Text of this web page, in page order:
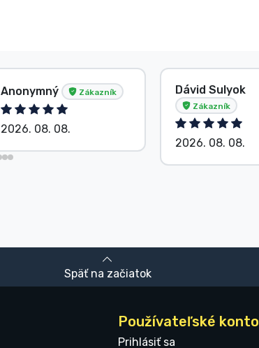
Anonymný Zákazník
2026. 08. 08.
Dávid Sulyok
Zákazník
2026. 08. 08.
Späť na začiatok
Používateľské konto
Prihlásiť sa